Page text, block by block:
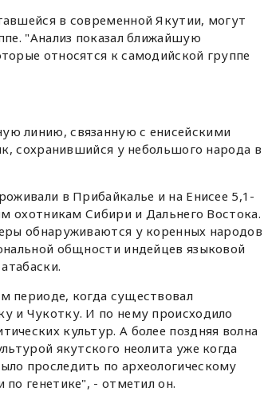
в современной Якутии, могут
"Анализ показал ближайшую
относятся к самодийской группе
линию, связанную с енисейскими
сохранившийся у небольшого народа в
в Прибайкалье и на Енисее 5,1-
охотникам Сибири и Дальнего Востока.
обнаруживаются у коренных народов
общности индейцев языковой
периоде, когда существовал
и Чукотку. И по нему происходило
культур. А более поздняя волна
якутского неолита уже когда
проследить по археологическому
генетике", - отметил он.